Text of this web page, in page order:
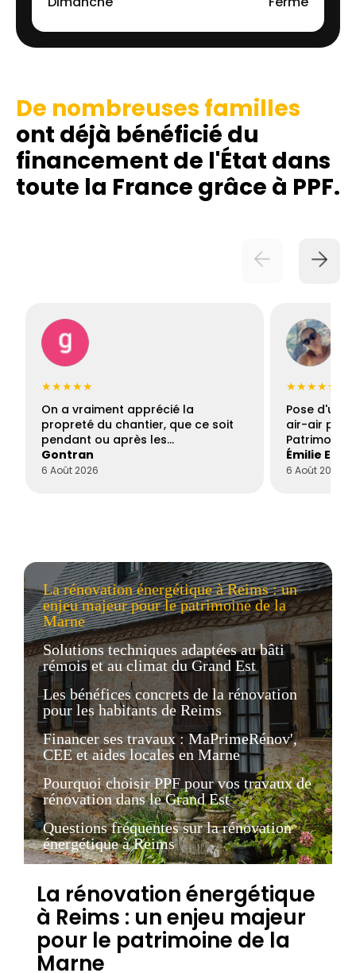
De nombreuses familles
ont déjà bénéficié du
financement de l'État dans
toute la France grâce à PPF.
★★★★★
On a vraiment apprécié la
propreté du chantier, que ce soit
pendant ou après les…
Gontran
6 Août 2026
★★★★★
Pose d'une
air-air par
Patrimoine
Émilie
6 Août 2026
La rénovation énergétique à Reims : un
enjeu majeur pour le patrimoine de la
Marne
Solutions techniques adaptées au bâti
rémois et au climat du Grand Est
Les bénéfices concrets de la rénovation
pour les habitants de Reims
Financer ses travaux : MaPrimeRénov',
CEE et aides locales en Marne
Pourquoi choisir PPF pour vos travaux de
rénovation dans le Grand Est
Questions fréquentes sur la rénovation
énergétique à Reims
La rénovation énergétique
à Reims : un enjeu majeur
pour le patrimoine de la
Marne